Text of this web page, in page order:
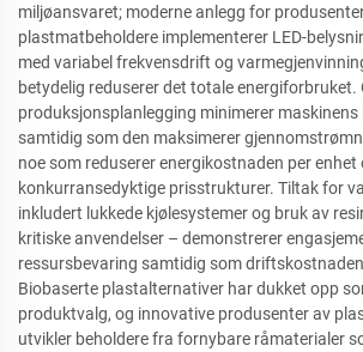
miljøansvaret; moderne anlegg for
plastmatbeholdere implementerer LED-
med variabel frekvensdrift og
betydelig reduserer det totale energiforbruket.
produksjonsplanlegging minimerer
samtidig som den maksimerer
noe som reduserer energikostnaden per
konkurransedyktige prisstrukturer. Tiltak for
inkludert lukkede kjølesystemer og bruk av
kritiske anvendelser – demonstrerer
ressursbevaring samtidig som
Biobaserte plastalternativer har dukket opp
produktvalg, og innovative produsenter av
utvikler beholdere fra fornybare råmaterialer